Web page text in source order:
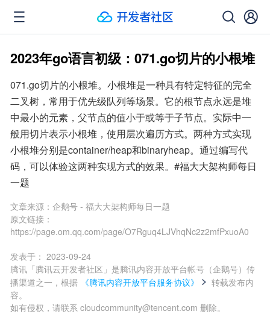
2023年go语言初级：071.go切片的小根堆
071.go切片的小根堆。小根堆是一种具有特定特征的完全
二叉树，常用于优先级队列等场景。它的根节点永远是堆
中最小的元素，父节点的值小于或等于子节点。实际中一
般用切片表示小根堆，使用层次遍历方式。两种方式实现
小根堆分别是container/heap和binaryheap。通过编写代
码，可以体验这两种实现方式的效果。#福大大架构师每日
一题
文章来源： 企鹅号 - 福大大架构师每日一题
原文链接：
https://page.om.qq.com/page/O7Rguq4LJVhqNc2z2mfPxuoA0
发表于： 2023-09-24
腾讯「腾讯云开发者社区」是腾讯内容开放平台帐号（企鹅号）传
播渠道之一，根据
《腾讯内容开放平台服务协议》
转载发布内
容。
如有侵权，请联系 cloudcommunity@tencent.com 删除。